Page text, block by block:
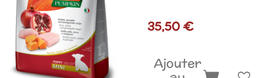
35,50 €
Ajouter